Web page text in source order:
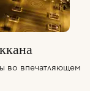
во впечатляющем